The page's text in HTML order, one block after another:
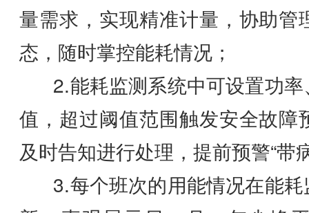
量需求，实现精准计量，协助管
态，随时掌控能耗情况；
2.能耗监测系统中可设置功率
值，超过阈值范围触发安全故障
及时告知进行处理，提前预警“带
3.每个班次的用能情况在能耗